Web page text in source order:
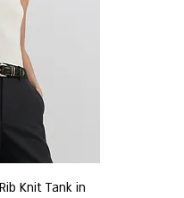
Knit Tank in